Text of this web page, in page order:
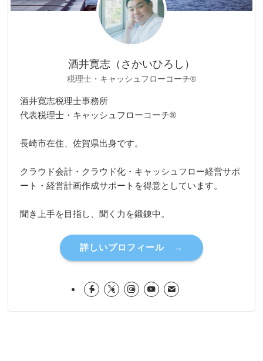
酒井寛志（さかいひろし）
税理士・キャッシュフローコーチ®
酒井寛志税理士事務所
代表税理士・キャッシュフローコーチ®
長崎市在住、佐賀県出身です。
クラウド会計・クラウド化・キャッシュフロー経営サポ
ート・経営計画作成サポートを得意としています。
聞き上手を目指し、聞く力を鍛錬中。
詳しいプロフィール →